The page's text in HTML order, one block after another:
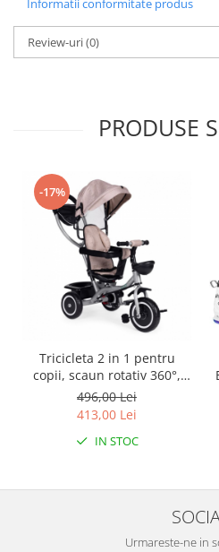
Informatii conformitate produs
Review-uri(0)
PRODUSE
-17%
Tricicleta 2 in 1 pentru
copii, scaun rotativ 360°,
roti din spuma EVA, Ecotoys
WQL-066-52
496,00 Lei
413,00 Lei
IN STOC
Urmareste-ne in